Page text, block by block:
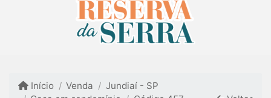
Início Venda
Jundiaí - SP